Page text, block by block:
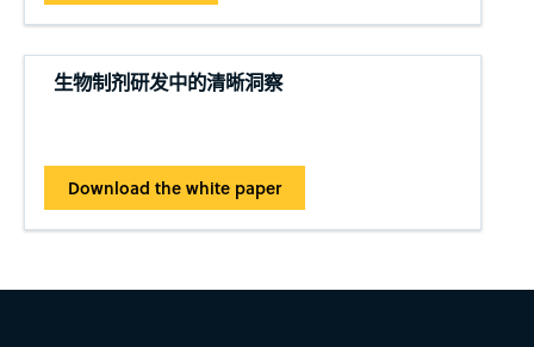
生物制剂研发中的清晰洞察
Download the white paper